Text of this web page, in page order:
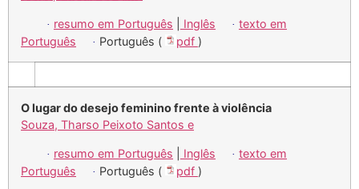
· resumo em Português Inglês · texto em
Português
· Português ( pdf )
O lugar do desejo feminino frente à violência
Souza, Tharso Peixoto Santos e
· resumo em Português Inglês · texto em
Português
· Português ( pdf )